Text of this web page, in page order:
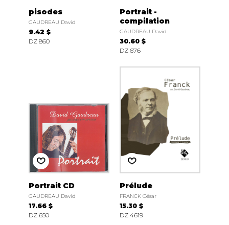
pisodes
GAUDREAU David
9.42 $
DZ 860
Portrait -
compilation
GAUDREAU David
30.60 $
DZ 676
Portrait CD
GAUDREAU David
17.66 $
DZ 650
Prélude
FRANCK César
15.30 $
DZ 4619